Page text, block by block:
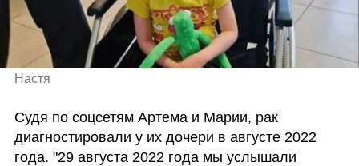
Настя
Судя по соцсетям Артема и Марии, рак
диагностировали у их дочери в августе 2022
года. "29 августа 2022 года мы услышали